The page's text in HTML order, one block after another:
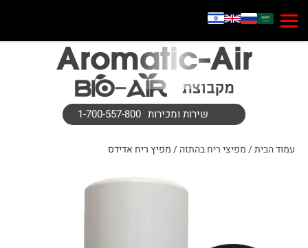
שירות ומכירות 1-700-557-800
עמוד הבית/מפיצי ריח בהתזה/ מפיץ ריח אדידס